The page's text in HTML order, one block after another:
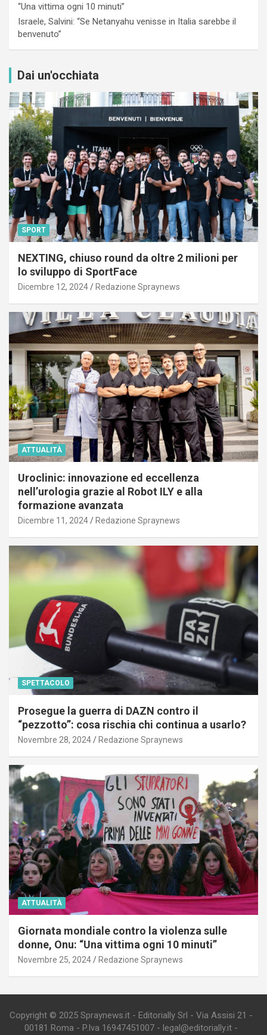
“Una vittima ogni 10 minuti”
Israele, Salvini: “Se Netanyahu venisse in Italia sarebbe il
benvenuto”
Dai un'occhiata
SPORT
NEXTING, chiuso round da oltre 2 milioni per
lo sviluppo di SportFace
Dicembre 12, 2024 Redazione Spraynews
ATTUALITÀ
Uroclinic: innovazione ed eccellenza
nell’urologia grazie al Robot ILY e alla
formazione avanzata
Dicembre 11, 2024 Redazione Spraynews
SPETTACOLO
Prosegue la guerra di DAZN contro il
“pezzotto”: cosa rischia chi continua a usarlo?
Novembre 28, 2024 Redazione Spraynews
ATTUALITÀ
Giornata mondiale contro la violenza sulle
donne, Onu: “Una vittima ogni 10 minuti”
Novembre 25, 2024 Redazione Spraynews
Copyright © 2025 Spraynews.it - Editorially Srl - Via Assisi 21 -
00181 Roma - P.Iva 16947451007 - legal@editorially.it -